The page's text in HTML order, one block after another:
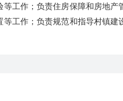
工作；负责住房保障和房地产
工作；负责规范和指导村镇建